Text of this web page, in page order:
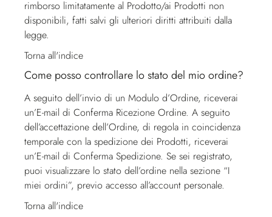
rimborso limitatamente al Prodotto/ai Prodotti non
disponibili, fatti salvi gli ulteriori diritti attribuiti dalla
legge.
Torna all'indice
Come posso controllare lo stato del mio ordine?
A seguito dell’invio di un Modulo d’Ordine, riceverai
un’E-mail di Conferma Ricezione Ordine. A seguito
dell’accettazione dell’Ordine, di regola in coincidenza
temporale con la spedizione dei Prodotti, riceverai
un’E-mail di Conferma Spedizione. Se sei registrato,
puoi visualizzare lo stato dell’ordine nella sezione “I
miei ordini”, previo accesso all’account personale.
Torna all'indice